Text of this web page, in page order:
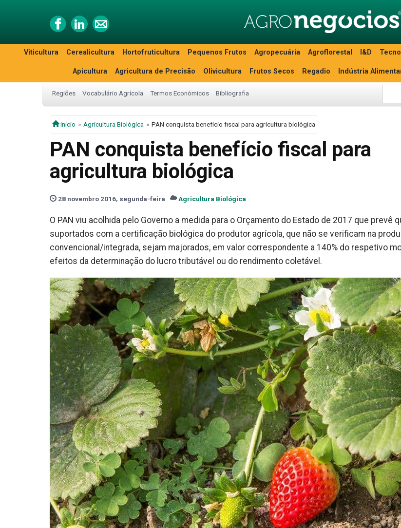
Viticultura Cerealicultura Hortofruticultura Pequenos Frutos Agropecuária Agroflorestal I&D
Apicultura Agricultura de Precisão Olivicultura Frutos Secos Regadio Indústria
Regiões Vocabulário Agrícola Termos Económicos Bibliografia
início Agricultura Biológica PAN conquista benefício fiscal para agricultura biológica
PAN conquista benefício fiscal para
agricultura biológica
28 novembro 2016, segunda-feira Agricultura Biológica
O PAN viu acolhida pelo Governo a medida para o Orçamento do Estado de 2017 que prevê
suportados com a certificação biológica do produtor agrícola, que não se verificam na
convencional/integrada, sejam majorados, em valor correspondente a 140% do respetivo
efeitos da determinação do lucro tributável ou do rendimento coletável.